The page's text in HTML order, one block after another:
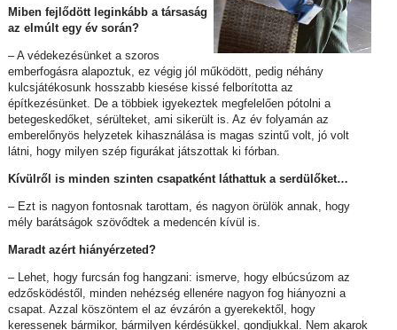
Miben fejlődött leginkább a társaság
az elmúlt egy év során?
– A védekezésünket a szoros
emberfogásra alapoztuk, ez végig jól működött, pedig néhány
kulcsjátékosunk hosszabb kiesése kissé felborította az
építkezésünket. De a többiek igyekeztek megfelelően pótolni a
betegeskedőket, sérülteket, ami sikerült is. Az év folyamán az
emberelőnyös helyzetek kihasználása is magas szintű volt, jó volt
látni, hogy milyen szép figurákat játszottak ki fórban.
Kívülről is minden szinten csapatként láthattuk a serdülőket…
– Ezt is nagyon fontosnak tarottam, és nagyon örülök annak, hogy
mély barátságok szövődtek a medencén kívül is.
Maradt azért hiányérzeted?
– Lehet, hogy furcsán fog hangzani: ismerve, hogy elbúcsúzom az
edzősködéstől, minden nehézség ellenére nagyon fog hiányozni a
csapat. Azzal köszöntem el az évzárón a gyerekektől, hogy
keressenek bármikor, bármilyen kérdésükkel, gondjukkal. Nem akarok